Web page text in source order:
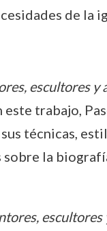
de la
escultores
trabajo,
técnicas,
la